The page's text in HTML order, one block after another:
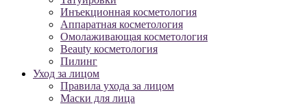
Инъекционная косметология
Аппаратная косметология
Омолаживающая косметология
Beauty косметология
Пилинг
Уход за лицом
Правила ухода за лицом
Маски для лица